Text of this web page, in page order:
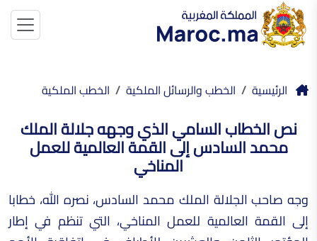
الرئيسية الخطب والرسائل الملكية الخطب الملكية
نص الخطاب السامي الذي وجهه جلالة الملك
محمد السادس إلى القمة العالمية للعمل
المناخي
وجه صاحب الجلالة الملك محمد السادس، نصره الله، خطابا
إلى القمة العالمية للعمل المناخي، التي تنظم في إطار